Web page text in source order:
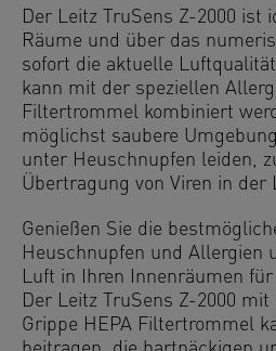
Der Leitz TruSens Z-2000 ist
Räume und über das
sofort die aktuelle
kann mit der speziellen
Filtertrommel kombiniert
möglichst saubere
unter Heuschnupfen leiden,
Übertragung von Viren in der
Genießen Sie die
Heuschnupfen und Allergien
Luft in Ihren Innenräumen für
Der Leitz TruSens Z-2000
Grippe HEPA Filtertrommel